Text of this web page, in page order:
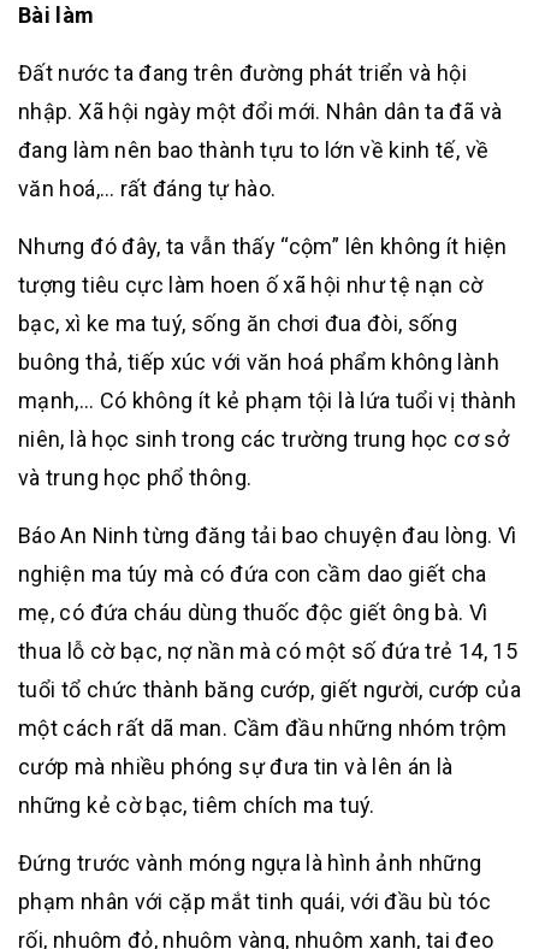
Bài làm
Đất nước ta đang trên đường phát triển và hội
nhập. Xã hội ngày một đổi mới. Nhân dân ta đã và
đang làm nên bao thành tựu to lớn về kinh tế, về
văn hoá,… rất đáng tự hào.
Nhưng đó đây, ta vẫn thấy “cộm” lên không ít hiện
tượng tiêu cực làm hoen ố xã hội như tệ nạn cờ
bạc, xì ke ma tuý, sống ăn chơi đua đòi, sống
buông thả, tiếp xúc với văn hoá phẩm không lành
mạnh,… Có không ít kẻ phạm tội là lứa tuổi vị thành
niên, là học sinh trong các trường trung học cơ sở
và trung học phổ thông.
Báo An Ninh từng đăng tải bao chuyện đau lòng. Vì
nghiện ma túy mà có đứa con cầm dao giết cha
mẹ, có đứa cháu dùng thuốc độc giết ông bà. Vì
thua lỗ cờ bạc, nợ nần mà có một số đứa trẻ 14, 15
tuổi tổ chức thành băng cướp, giết người, cướp của
một cách rất dã man. Cầm đầu những nhóm trộm
cướp mà nhiều phóng sự đưa tin và lên án là
những kẻ cờ bạc, tiêm chích ma tuý.
Đứng trước vành móng ngựa là hình ảnh những
phạm nhân với cặp mắt tinh quái, với đầu bù tóc
rối, nhuộm đỏ, nhuộm vàng, nhuộm xanh, tai đeo